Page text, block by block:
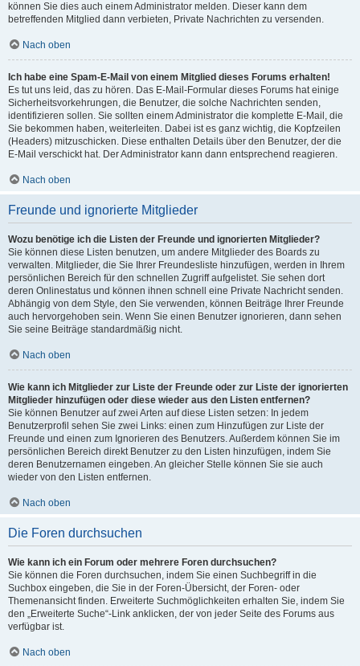
können Sie dies auch einem Administrator melden. Dieser kann dem
betreffenden Mitglied dann verbieten, Private Nachrichten zu versenden.
Nach oben
Ich habe eine Spam-E-Mail von einem Mitglied dieses Forums erhalten!
Es tut uns leid, das zu hören. Das E-Mail-Formular dieses Forums hat einige
Sicherheitsvorkehrungen, die Benutzer, die solche Nachrichten senden,
identifizieren sollen. Sie sollten einem Administrator die komplette E-Mail, die
Sie bekommen haben, weiterleiten. Dabei ist es ganz wichtig, die Kopfzeilen
(Headers) mitzuschicken. Diese enthalten Details über den Benutzer, der die
E-Mail verschickt hat. Der Administrator kann dann entsprechend reagieren.
Nach oben
Freunde und ignorierte Mitglieder
Wozu benötige ich die Listen der Freunde und ignorierten Mitglieder?
Sie können diese Listen benutzen, um andere Mitglieder des Boards zu
verwalten. Mitglieder, die Sie Ihrer Freundesliste hinzufügen, werden in Ihrem
persönlichen Bereich für den schnellen Zugriff aufgelistet. Sie sehen dort
deren Onlinestatus und können ihnen schnell eine Private Nachricht senden.
Abhängig von dem Style, den Sie verwenden, können Beiträge Ihrer Freunde
auch hervorgehoben sein. Wenn Sie einen Benutzer ignorieren, dann sehen
Sie seine Beiträge standardmäßig nicht.
Nach oben
Wie kann ich Mitglieder zur Liste der Freunde oder zur Liste der ignorierten
Mitglieder hinzufügen oder diese wieder aus den Listen entfernen?
Sie können Benutzer auf zwei Arten auf diese Listen setzen: In jedem
Benutzerprofil sehen Sie zwei Links: einen zum Hinzufügen zur Liste der
Freunde und einen zum Ignorieren des Benutzers. Außerdem können Sie im
persönlichen Bereich direkt Benutzer zu den Listen hinzufügen, indem Sie
deren Benutzernamen eingeben. An gleicher Stelle können Sie sie auch
wieder von den Listen entfernen.
Nach oben
Die Foren durchsuchen
Wie kann ich ein Forum oder mehrere Foren durchsuchen?
Sie können die Foren durchsuchen, indem Sie einen Suchbegriff in die
Suchbox eingeben, die Sie in der Foren-Übersicht, der Foren- oder
Themenansicht finden. Erweiterte Suchmöglichkeiten erhalten Sie, indem Sie
den „Erweiterte Suche“-Link anklicken, der von jeder Seite des Forums aus
verfügbar ist.
Nach oben